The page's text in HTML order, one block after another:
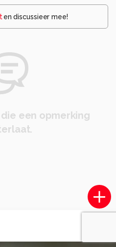
en discussieer mee!
een opmerking